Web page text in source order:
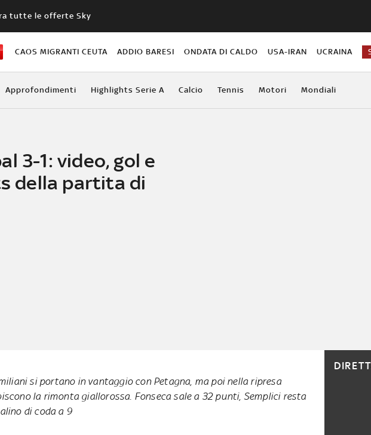
tutte le offerte Sky
CAOS MIGRANTI CEUTA ADDIO BARESI ONDATA DI CALDO USA-IRAN UCRAINA
Approfondimenti Highlights Serie A Calcio Tennis Motori Mondiali
3-1: video, gol e
della partita di
si portano in vantaggio con Petagna, ma poi nella ripresa
la rimonta giallorossa. Fonseca sale a 32 punti, Semplici resta
di coda a 9